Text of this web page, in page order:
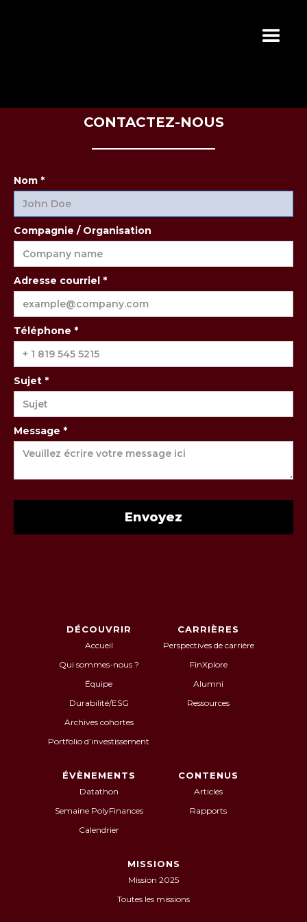
CONTACTEZ-NOUS
Nom *
Compagnie / Organisation
Adresse courriel *
Téléphone *
Sujet *
Message *
DÉCOUVRIR
Accueil
Qui sommes-nous ?
Équipe
Durabilité/ESG
Archives cohortes
Portfolio d’investissement
MISSIONS
Mission 2025
Toutes les missions
ÉVÈNEMENTS
Datathon
Semaine PolyFinances
Calendrier
CONTENUS
Articles
Rapports
CARRIÈRES
Perspectives de carrière
FinXplore
Alumni
Ressources